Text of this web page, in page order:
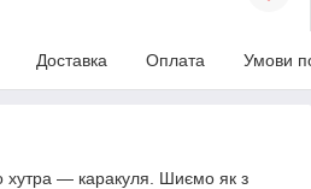
Доставка Оплата Умови
хутра ― каракуля. Шиємо як з